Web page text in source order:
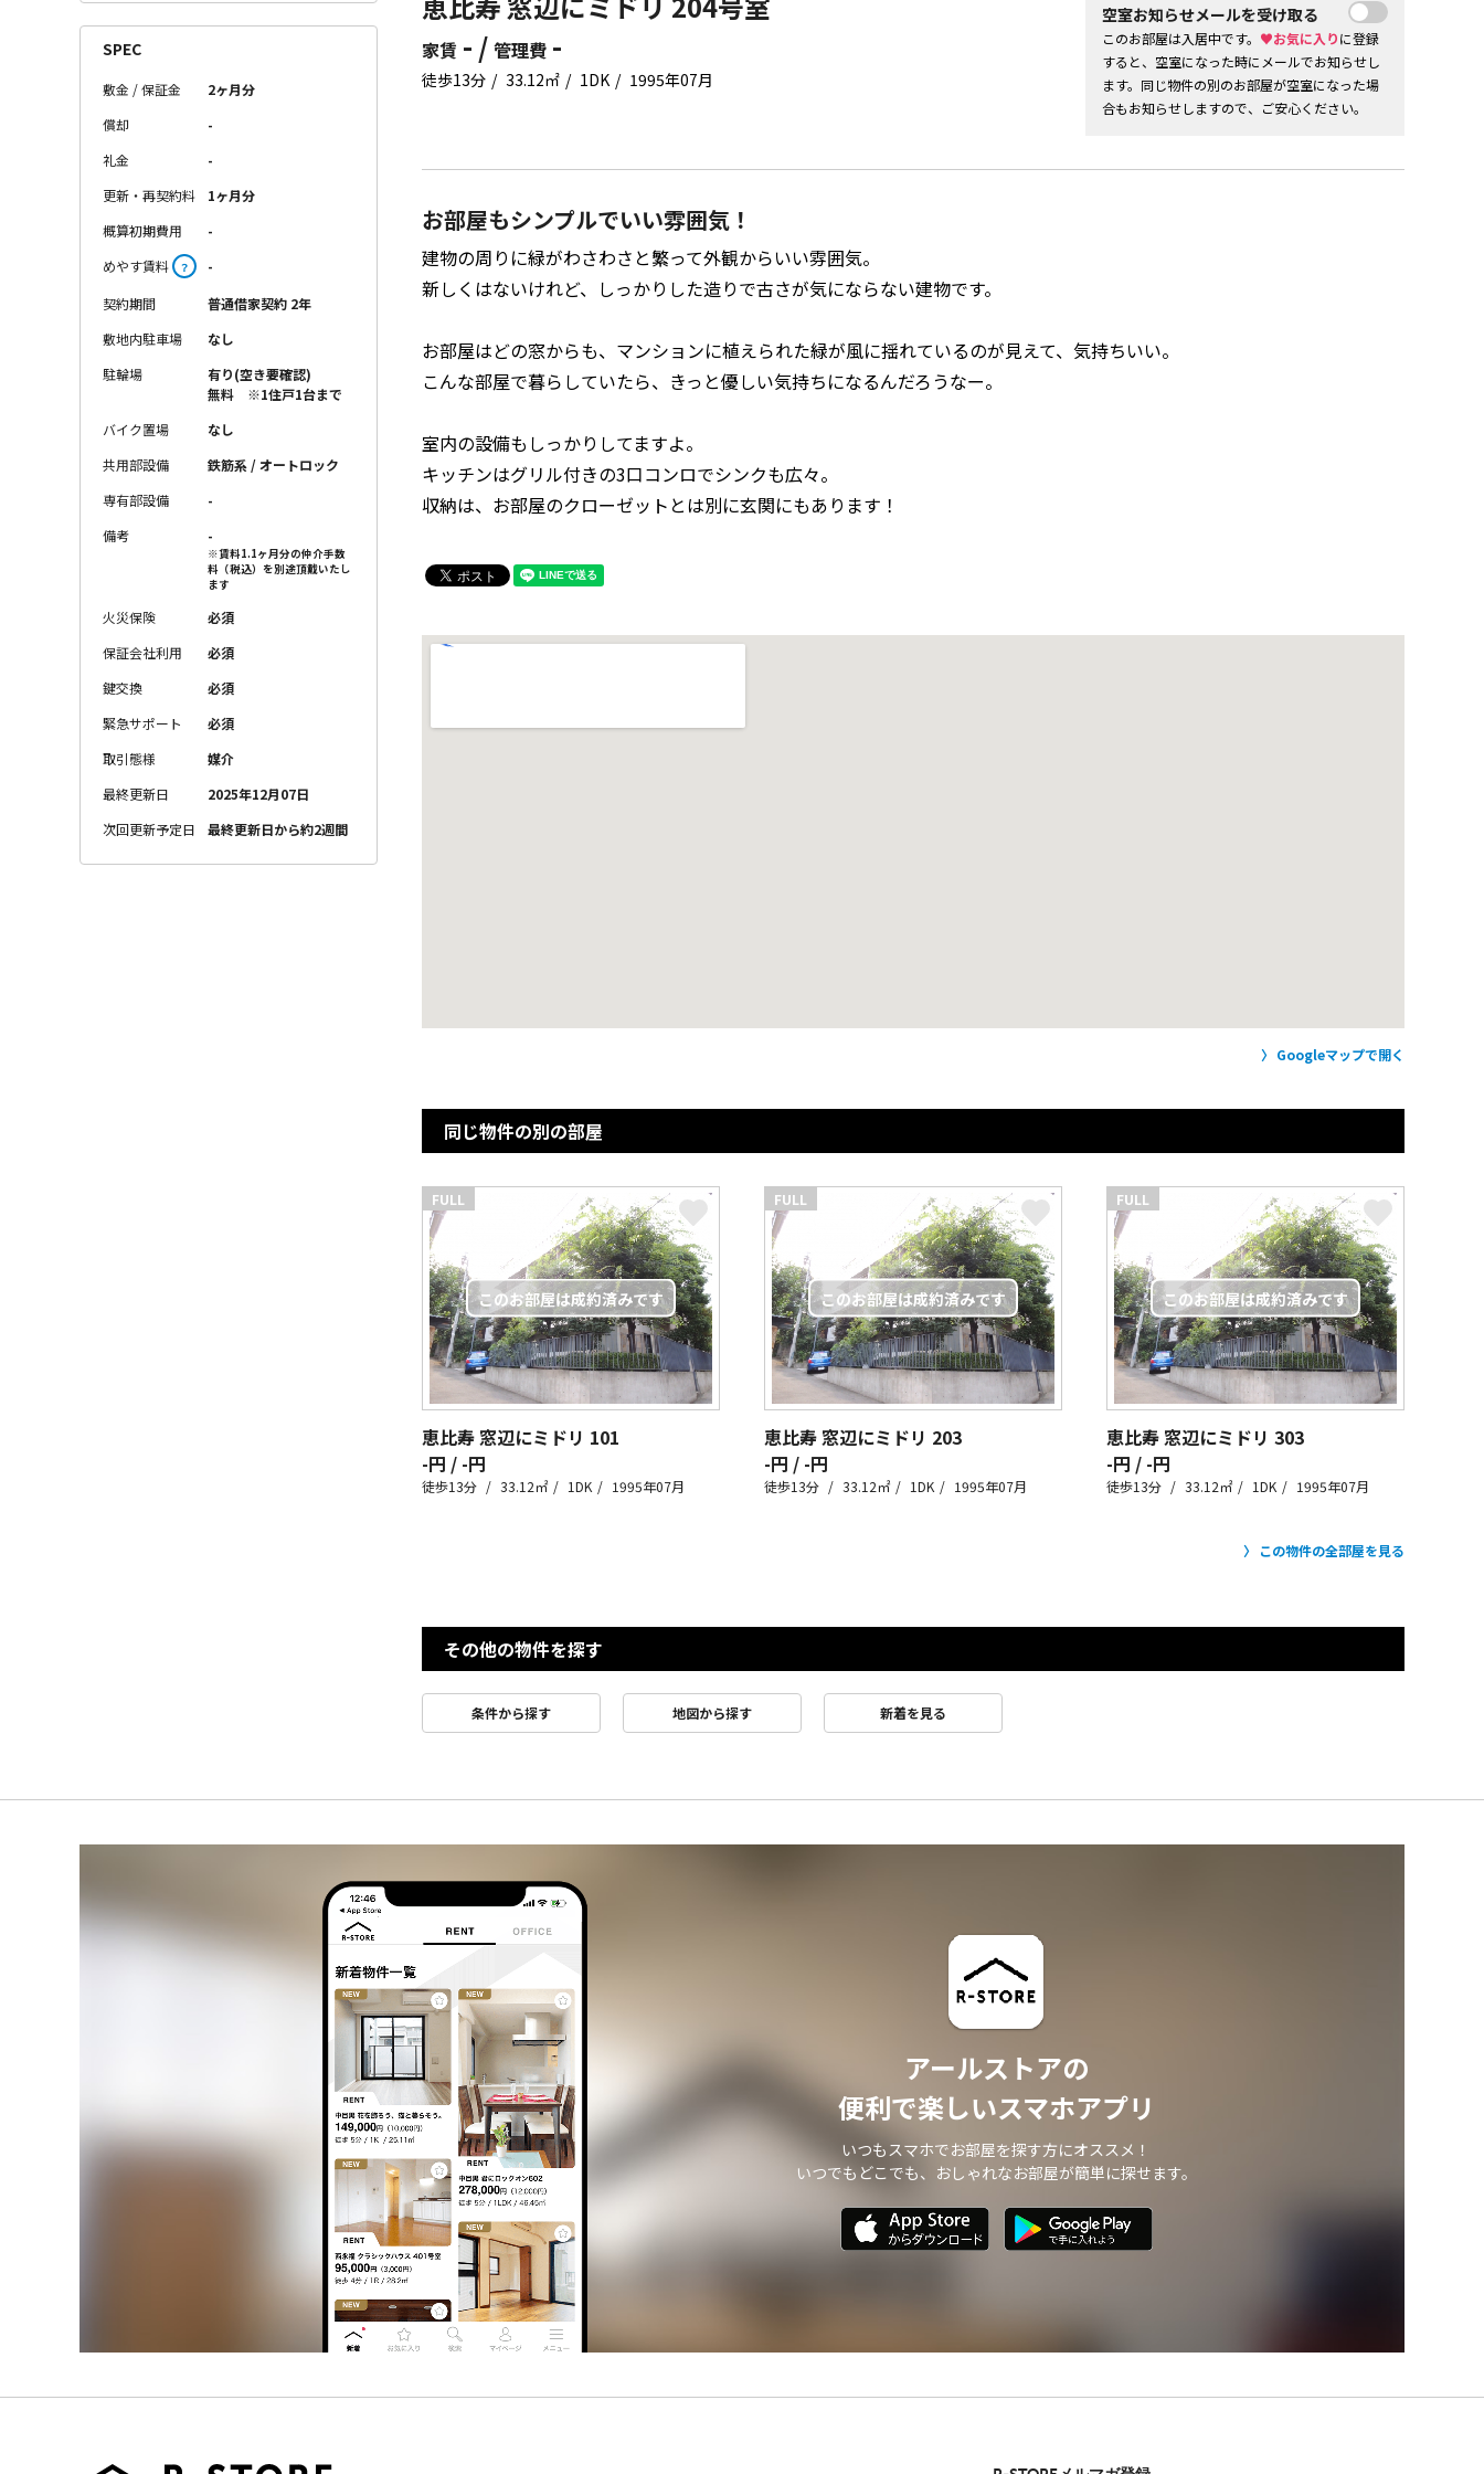
家賃 - / 管理費 -
徒歩13分 33.12㎡ 1DK 1995年07月
空室お知らせメールを受け取る
このお部屋は入居中です。 ♥お気に入りに登録
すると、空室になった時にメールでお知らせし
ます。同じ物件の別のお部屋が空室になった場
合もお知らせしますので、ご安心ください。
お部屋もシンプルでいい雰囲気！
建物の周りに緑がわさわさと繁って外観からいい雰囲気。
新しくはないけれど、しっかりした造りで古さが気にならない建物です。
お部屋はどの窓からも、マンションに植えられた緑が風に揺れているのが見えて、気持ちいい。
こんな部屋で暮らしていたら、きっと優しい気持ちになるんだろうなー。
室内の設備もしっかりしてますよ。
キッチンはグリル付きの3口コンロでシンクも広々。
収納は、お部屋のクローゼットとは別に玄関にもあります！
SPEC
敷金 / 保証金
2ヶ月分
償却
-
礼金
-
更新・再契約料
1ヶ月分
概算初期費用
-
めやす賃料
？ -
契約期間
普通借家契約 2年
敷地内駐車場
なし
駐輪場
有り(空き要確認)
無料 ※1住戸1台まで
バイク置場
なし
共用部設備
鉄筋系 / オートロック
専有部設備
-
備考
-
※賃料1.1ヶ月分の仲介手数
料（税込）を別途頂戴いたし
ます
火災保険
必須
保証会社利用
必須
鍵交換
必須
緊急サポート
必須
取引態様
媒介
最終更新日
2025年12月07日
次回更新予定日
最終更新日から約2週間
Googleマップで開く
同じ物件の別の部屋
FULL
恵比寿 窓辺にミドリ 101
-円 / -円
徒歩13分 33.12㎡ 1DK 1995年07月
FULL
恵比寿 窓辺にミドリ 203
-円 / -円
徒歩13分 33.12㎡ 1DK 1995年07月
FULL
恵比寿 窓辺にミドリ 303
-円 / -円
徒歩13分 33.12㎡ 1DK 1995年07月
この物件の全部屋を見る
その他の物件を探す
条件から探す 地図から探す 新着を見る
アールストアの
便利で楽しいスマホアプリ
いつもスマホでお部屋を探す方にオススメ！
いつでもどこでも、おしゃれなお部屋が簡単に探せます。